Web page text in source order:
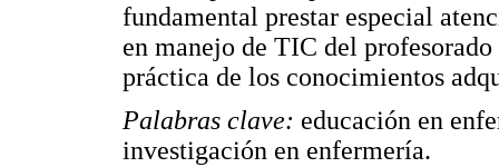
fundamental prestar especial
en manejo de TIC del
práctica de los conocimientos
Palabras clave: educación en
investigación en enfermería.